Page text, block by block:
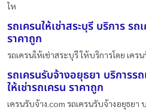
ให
รถเครนให้เช่าสระบุรี บริการ ร
ราคาถูก
รถเครนให้เช่าสระบุรี ให้บริการโดย เคร
รถเครนรับจ้างอยุธยา บริการรถ
ให้เช่ารถเครน ราคาถูก
เครนรับจ้าง.com รถเครนรับจ้างอยุธยา